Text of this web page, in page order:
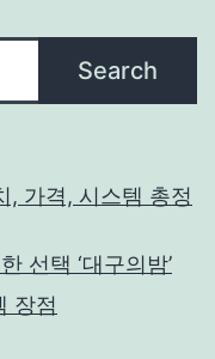
Search
, 가격, 시스템 총정
선택 ‘대구의밤’
장점